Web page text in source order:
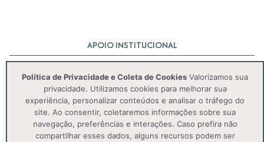
APOIO INSTITUCIONAL
Política de Privacidade e Coleta de Cookies Valorizamos sua
privacidade. Utilizamos cookies para melhorar sua
experiência, personalizar conteúdos e analisar o tráfego do
site. Ao consentir, coletaremos informações sobre sua
navegação, preferências e interações. Caso prefira não
compartilhar esses dados, alguns recursos podem ser